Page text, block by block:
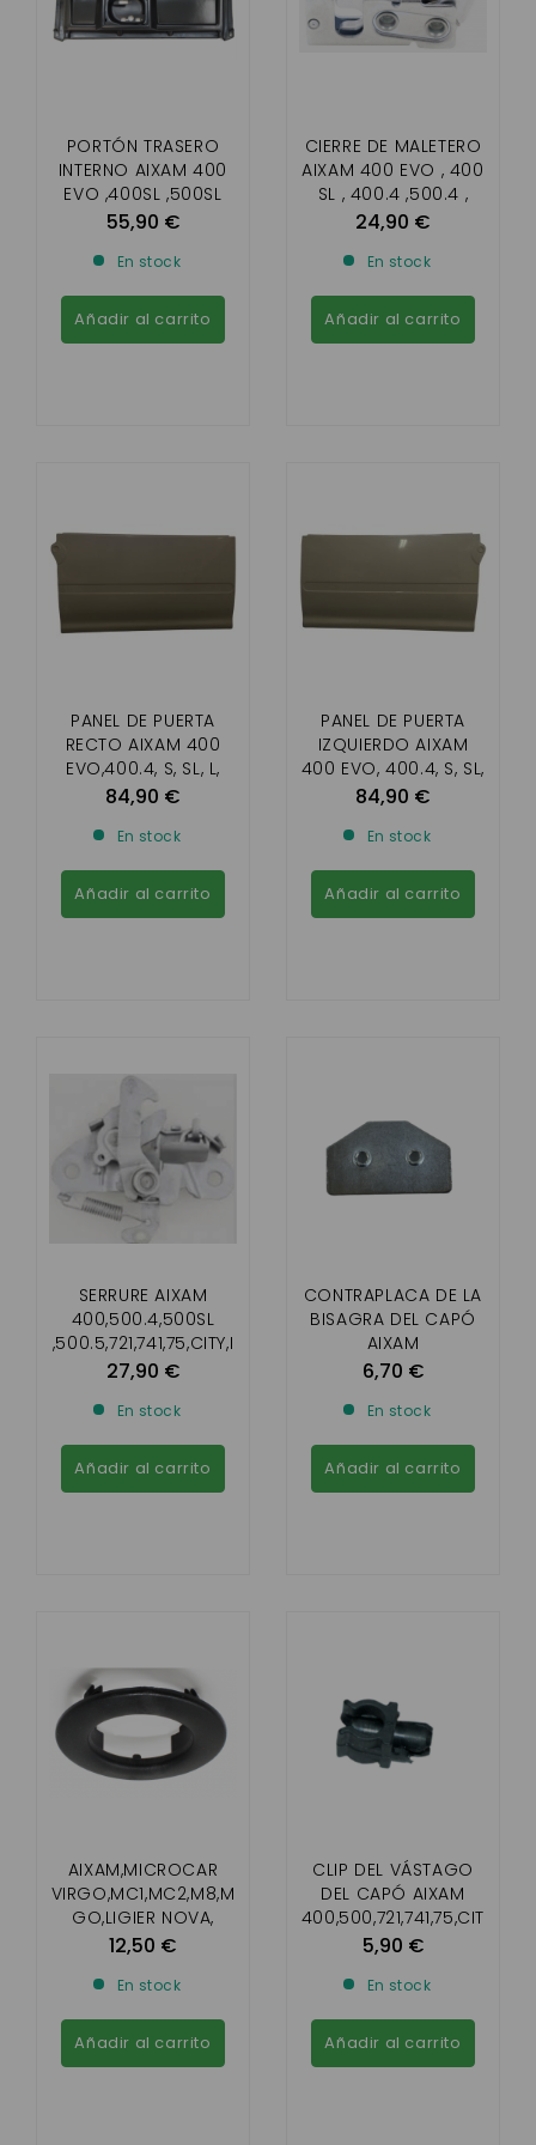
PORTÓN TRASERO
INTERNO AIXAM 400
EVO ,400SL ,500SL
55,90 €
En stock
Añadir al carrito
CIERRE DE MALETERO
AIXAM 400 EVO , 400
SL , 400.4 ,500.4 ,
500 S , A 721, A741 ,
CROSSLINE 1
24,90 €
En stock
Añadir al carrito
PANEL DE PUERTA
RECTO AIXAM 400
EVO,400.4, S, SL, L,
500.4, 500.5, 500 SL,
84,90 €
En stock
Añadir al carrito
PANEL DE PUERTA
IZQUIERDO AIXAM
400 EVO, 400.4, S, SL,
L, 500.4, 500.5, 500
84,90 €
En stock
Añadir al carrito
SERRURE AIXAM
400,500.4,500SL
,500.5,721,741,75,CITY,I
MPULSION , VISION ,
27,90 €
En stock
Añadir al carrito
CONTRAPLACA DE LA
BISAGRA DEL CAPÓ
AIXAM
6,70 €
En stock
Añadir al carrito
AIXAM,MICROCAR
VIRGO,MC1,MC2,M8,M
GO,LIGIER NOVA,
XTOO R/S/RS,IX0,
JS60,CHATENET26,28,
30,32, JDM , BELLIER
B8
12,50 €
En stock
Añadir al carrito
CLIP DEL VÁSTAGO
DEL CAPÓ AIXAM
400,500,721,741,75,CIT
Y ,SCOUTY
GTO,CROSSOVER
(GAMA DE IMPULSO)
5,90 €
En stock
Añadir al carrito